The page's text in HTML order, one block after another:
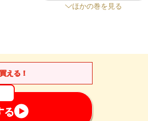
ほかの巻を見る
える！
る